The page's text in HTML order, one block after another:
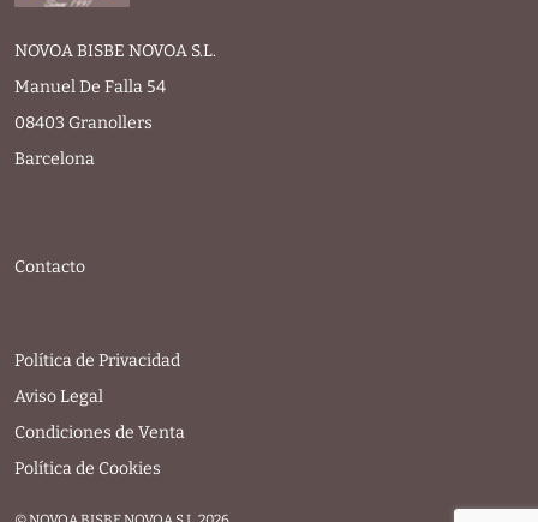
NOVOA BISBE NOVOA S.L.
Manuel De Falla 54
08403 Granollers
Barcelona
Contacto
Política de Privacidad
Aviso Legal
Condiciones de Venta
Política de Cookies